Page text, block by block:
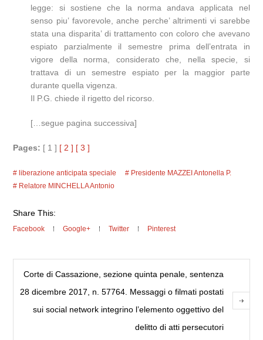
legge: si sostiene che la norma andava applicata nel
senso piu’ favorevole, anche perche’ altrimenti vi sarebbe
stata una disparita’ di trattamento con coloro che avevano
espiato parzialmente il semestre prima dell’entrata in
vigore della norma, considerato che, nella specie, si
trattava di un semestre espiato per la maggior parte
durante quella vigenza.
Il P.G. chiede il rigetto del ricorso.
[…segue pagina successiva]
Pages: [ 1 ] [ 2 ] [ 3 ]
liberazione anticipata speciale
Presidente MAZZEI Antonella P.
Relatore MINCHELLA Antonio
Share This:
Facebook Google+ Twitter Pinterest
Corte di Cassazione, sezione quinta penale, sentenza
28 dicembre 2017, n. 57764. Messaggi o filmati postati
sui social network integrino l’elemento oggettivo del
delitto di atti persecutori